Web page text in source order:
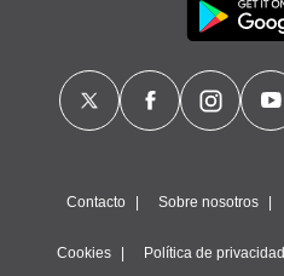
Contacto Sobre nosotros
Cookies Política de privacidad